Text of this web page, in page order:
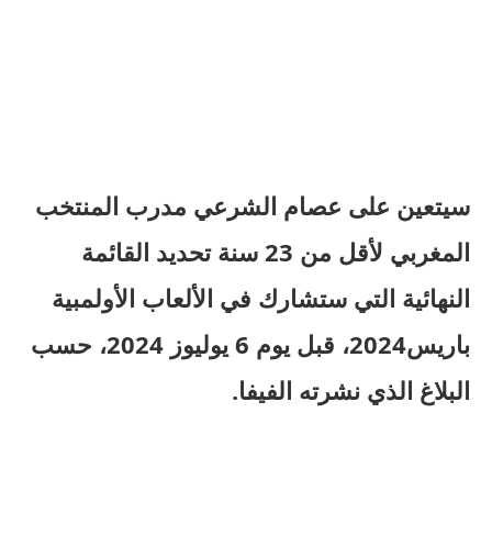
سيتعين على عصام الشرعي مدرب المنتخب
المغربي لأقل من 23 سنة تحديد القائمة
النهائية التي ستشارك في الألعاب الأولمبية
باريس2024، قبل يوم 6 يوليوز 2024، حسب
البلاغ الذي نشرته الفيفا.